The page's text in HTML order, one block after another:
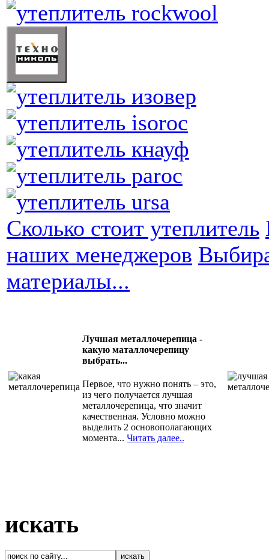
Сколько стоит утеплитель
наших менеджеров
материалы...
Лучшая металлочерепица -
какую маталлочерепицу
выбрать...
Первое, что нужно понять – это,
из чего получается лучшая
металлочерепица, что значит
качественная. Условно можно
выделить 2 основополагающих
момента... Читать далее..
искать